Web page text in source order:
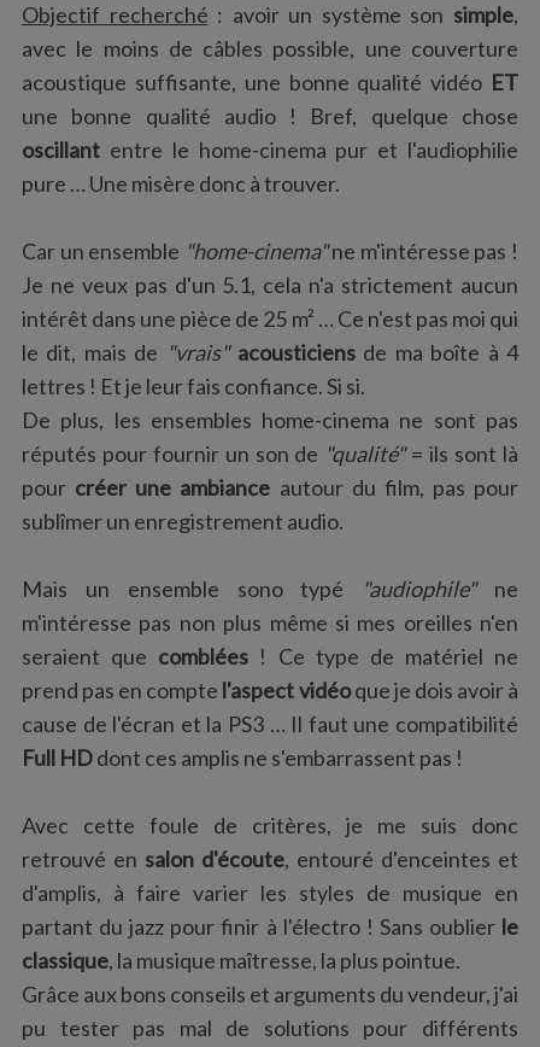
Objectif recherché : avoir un système son simple,
avec le moins de câbles possible, une couverture
acoustique suffisante, une bonne qualité vidéo ET
une bonne qualité audio ! Bref, quelque chose
oscillantentre le home-cinema pur et l'audiophilie
pure … Une misère donc à trouver.
Car un ensemble "home-cinema"ne m'intéresse pas !
Je ne veux pas d'un 5.1, cela n'a strictement aucun
intérêt dans une pièce de 25 m² … Ce n'est pas moi qui
le dit, mais de "vrais" acousticiensde ma boîte à 4
lettres ! Et je leur fais confiance. Si si.
De plus, les ensembles home-cinema ne sont pas
réputés pour fournir un son de "qualité"= ils sont là
pour créer une ambiance autour du film, pas pour
sublîmer un enregistrement audio.
Mais un ensemble sono typé "audiophile"ne
m'intéresse pas non plus même si mes oreilles n'en
seraient que comblées ! Ce type de matériel ne
prend pas en compte l'aspect vidéoque je dois avoir à
cause de l'écran et la PS3 … Il faut une compatibilité
Full HDdont ces amplis ne s'embarrassent pas !
Avec cette foule de critères, je me suis donc
retrouvé en salon d'écoute, entouré d'enceintes et
d'amplis, à faire varier les styles de musique en
partant du jazz pour finir à l'électro ! Sans oublier le
classique, la musique maîtresse, la plus pointue.
Grâce aux bons conseils et arguments du vendeur, j'ai
pu tester pas mal de solutions pour différents